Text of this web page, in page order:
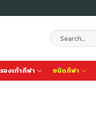
Search
for:
รองเท้ากีฬา ชนิดกีฬา